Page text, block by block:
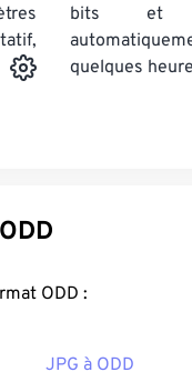
bits et
quelques
Convertir d'autres fichiers au format ODD
FreeConvert.com peut convertir vos autres fichiers au format ODD :
JPG à ODD